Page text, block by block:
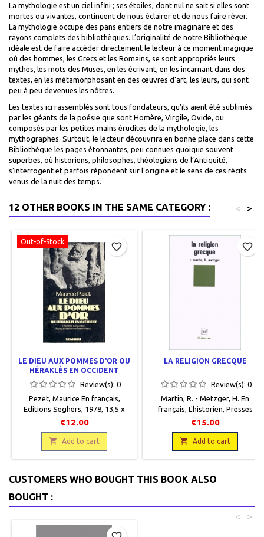
La mythologie est un ciel infini ; ses étoiles, dont nul ne sait si elles sont
mortes ou vivantes, continuent de nous éclairer et de nous faire rêver.
La mythologie occupe des pans entiers de notre imaginaire et des
rayons complets des bibliothèques. L’originalité de notre Bibliothèque
idéale est de faire accéder directement le lecteur à ce moment magique
où des hommes, les Grecs et les Romains, se sont appropriés leurs
mythes, les mots des Muses, en les écrivant, en les incarnant dans des
textes, en les métamorphosant en des œuvres d’art, les leurs, qui sont
peu à peu devenues les nôtres.
Les textes ici rassemblés sont tous fondateurs, qu’ils aient été sublimés
par les géants de la poésie que sont Homère, Virgile, Ovide, ou
composés par les petites mains érudites de la mythologie, les
mythographes. Surtout, le lecteur découvrira en bonne place dans cette
Bibliothèque les pages étonnantes, peu connues quoique souvent
superbes, où historiens, philosophes, théologiens de l’Antiquité,
s’interrogent et parfois répondent sur l’origine et le sens de ces récits
venus de la nuit des temps.
12 OTHER BOOKS IN THE SAME CATEGORY : >
<
Out-of-Stock
LE DIEU AUX POMMES D'OR OU
HÉRAKLÈS EN OCCIDENT
Review(s): 0
Pezet, Maurice En français,
Editions Seghers, 1978, 13,5 x
20,5, 227 pages, broché,
occasion .Correct. Couverture
usagée. Bon état intérieur.
€12.00
 Add to cart
favorite_border
LA RELIGION GRECQUE
Review(s): 0
Martin, R. - Metzger, H. En
français, L'historien, Presses
universitaires de France, 1992, 13
x 21, 208 pages, broché,
occasion, 9782130444718. Bon
état.
€15.00
 Add to cart
favorite_border
CUSTOMERS WHO BOUGHT THIS BOOK ALSO
BOUGHT :
>
<